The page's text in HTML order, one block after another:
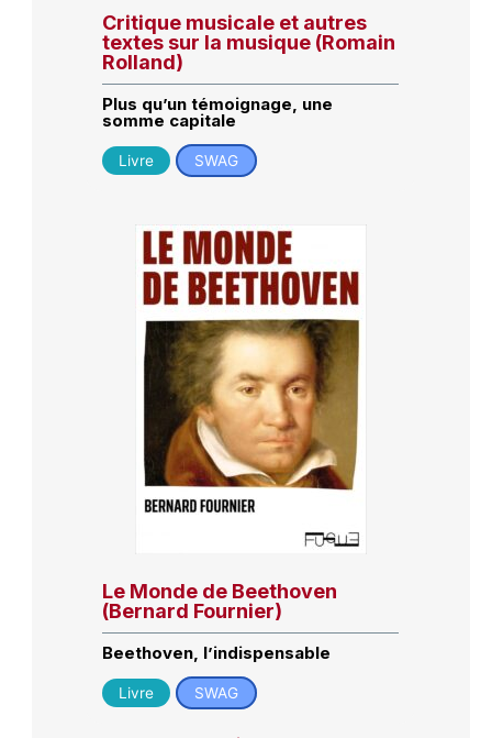
Critique musicale et autres
textes sur la musique (Romain
Rolland)
Plus qu’un témoignage, une
somme capitale
Livre SWAG
Le Monde de Beethoven
(Bernard Fournier)
Beethoven, l’indispensable
Livre SWAG